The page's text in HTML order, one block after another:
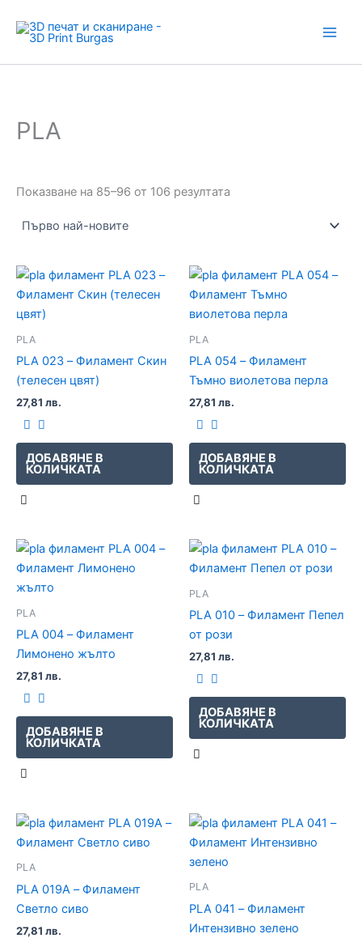
content
PLA
Показване на 85–96 от 106 резултата
PLA
PLA 023 – Филамент Скин
(телесен цвят)
27,81 лв.
ДОБАВЯНЕ В
КОЛИЧКАТА
PLA
PLA 054 – Филамент
Тъмно виолетова перла
27,81 лв.
ДОБАВЯНЕ В
КОЛИЧКАТА
PLA
PLA 004 – Филамент
Лимонено жълто
27,81 лв.
ДОБАВЯНЕ В
КОЛИЧКАТА
PLA
PLA 010 – Филамент Пепел
от рози
27,81 лв.
ДОБАВЯНЕ В
КОЛИЧКАТА
PLA
PLA 019A – Филамент
Светло сиво
27,81 лв.
PLA
PLA 041 – Филамент
Интензивно зелено
В
а
с
т